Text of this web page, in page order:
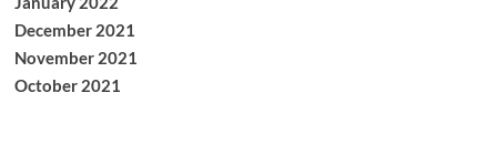
December 2021
November 2021
October 2021